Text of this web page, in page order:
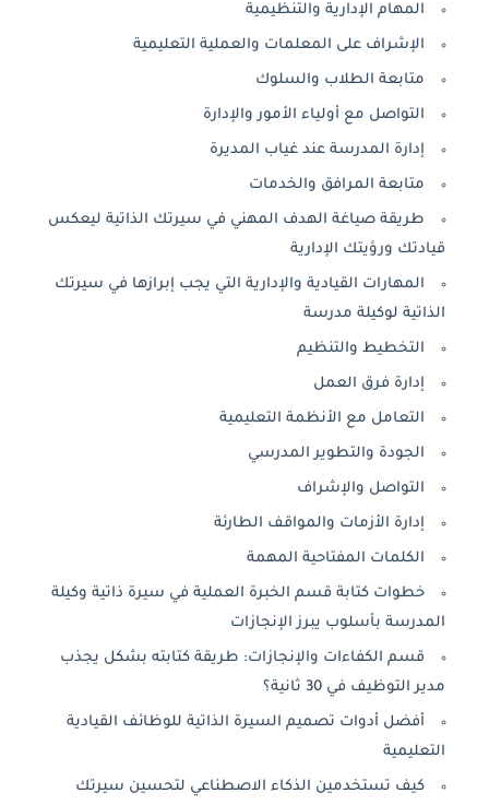
المهام الإدارية والتنظيمية
الإشراف على المعلمات والعملية التعليمية
متابعة الطلاب والسلوك
التواصل مع أولياء الأمور والإدارة
إدارة المدرسة عند غياب المديرة
متابعة المرافق والخدمات
طريقة صياغة الهدف المهني في سيرتك الذاتية ليعكس
قيادتك ورؤيتك الإدارية
المهارات القيادية والإدارية التي يجب إبرازها في سيرتك
الذاتية لوكيلة مدرسة
التخطيط والتنظيم
إدارة فرق العمل
التعامل مع الأنظمة التعليمية
الجودة والتطوير المدرسي
التواصل والإشراف
إدارة الأزمات والمواقف الطارئة
الكلمات المفتاحية المهمة
خطوات كتابة قسم الخبرة العملية في سيرة ذاتية وكيلة
المدرسة بأسلوب يبرز الإنجازات
قسم الكفاءات والإنجازات: طريقة كتابته بشكل يجذب
مدير التوظيف في 30 ثانية؟
أفضل أدوات تصميم السيرة الذاتية للوظائف القيادية
التعليمية
كيف تستخدمين الذكاء الاصطناعي لتحسين سيرتك